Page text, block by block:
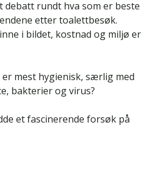
rundt hva som er beste
etter toalettbesøk.
i bildet, kostnad og miljø er
mest hygienisk, særlig med
bakterier og virus?
et fascinerende forsøk på